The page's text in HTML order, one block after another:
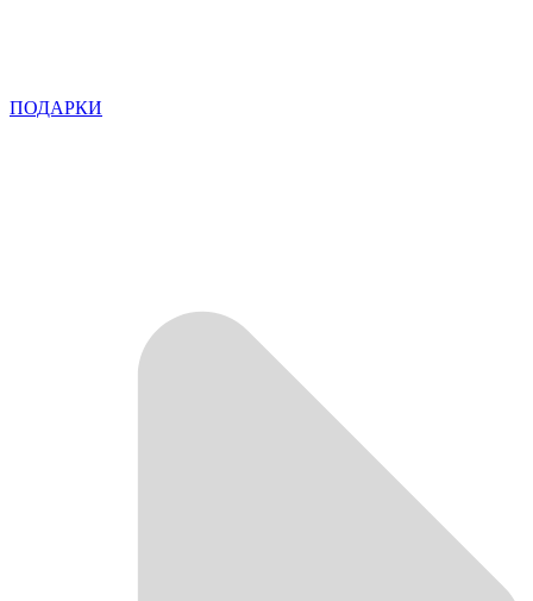
ПОДАРКИ